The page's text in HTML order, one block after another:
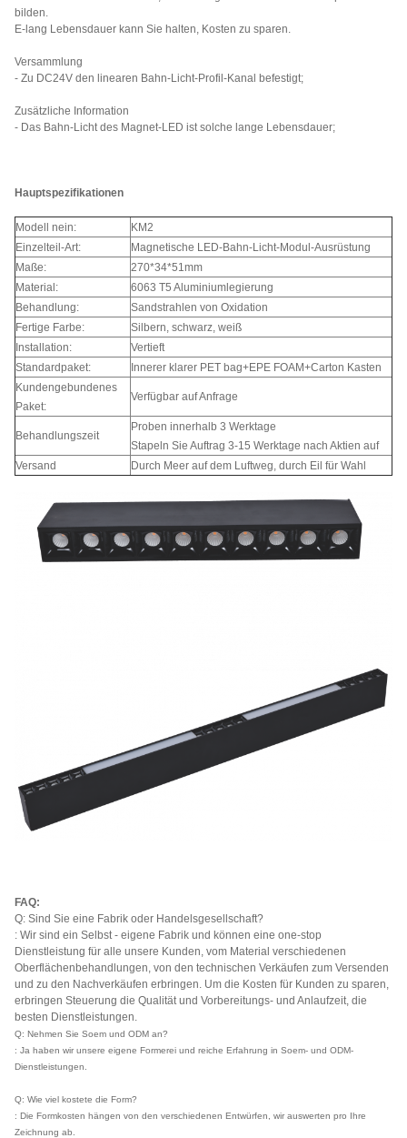
bilden.
E-lang Lebensdauer kann Sie halten, Kosten zu sparen.
Versammlung
- Zu DC24V den linearen Bahn-Licht-Profil-Kanal befestigt;
Zusätzliche Information
- Das Bahn-Licht des Magnet-LED ist solche lange Lebensdauer;
Hauptspezifikationen
Modell nein:
KM2
Einzelteil-Art:
Magnetische LED-Bahn-Licht-Modul-Ausrüstung
Maße:
270*34*51mm
Material:
6063 T5 Aluminiumlegierung
Behandlung:
Sandstrahlen von Oxidation
Fertige Farbe:
Silbern, schwarz, weiß
Installation:
Vertieft
Standardpaket:
Innerer klarer PET bag+EPE FOAM+Carton Kasten
Kundengebundenes
Paket:
Verfügbar auf Anfrage
Behandlungszeit
Proben innerhalb 3 Werktage
Stapeln Sie Auftrag 3-15 Werktage nach Aktien auf
Versand
Durch Meer auf dem Luftweg, durch Eil für Wahl
FAQ:
Q: Sind Sie eine Fabrik oder Handelsgesellschaft?
: Wir sind ein Selbst - eigene Fabrik und können eine one-stop
Dienstleistung für alle unsere Kunden, vom Material verschiedenen
Oberflächenbehandlungen, von den technischen Verkäufen zum Versenden
und zu den Nachverkäufen erbringen. Um die Kosten für Kunden zu sparen,
erbringen Steuerung die Qualität und Vorbereitungs- und Anlaufzeit, die
besten Dienstleistungen.
Q: Nehmen Sie Soem und ODM an?
: Ja haben wir unsere eigene Formerei und reiche Erfahrung in Soem- und ODM-
Dienstleistungen.
Q: Wie viel kostete die Form?
: Die Formkosten hängen von den verschiedenen Entwürfen, wir auswerten pro Ihre
Zeichnung ab.